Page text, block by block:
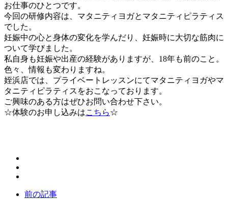
お仕事のひとつです。
今回の研修内容は、マタニティヨガとマタニティピラティス
でした。
妊娠中の心と身体の変化を学んだり、妊娠時に大切な筋肉に
ついて学びました。
私自身も妊娠や出産の経験がありますが、18年も前のこと。
色々、情報も変わりますね。
姪浜店では、プライベートレッスンにてマタニティヨガやマ
タニティピラティスをおこなっております。
ご興味のある方はぜひお問い合わせ下さい。
☆体験のお申し込みはこちら☆
前の記事